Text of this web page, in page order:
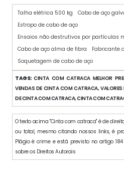
Talha elétrica 500 kg Cabo de aço
Estropo de cabo de aço
Ensaios não destrutivos por partículas
Cabo de aço alma de fibra
Fabricante
Soquetagem de cabo de aço
TAGS:CINTA COM CATRACA MELHOR
VENDAS DE CINTA COM CATRACA,
DE CINTA COM CATRACA, CINTA COM
O texto acima "Cinta com catraca" é de
ou total, mesmo citando nossos links, é
Plágio é crime e está previsto no artigo
sobre os Direitos Autorais